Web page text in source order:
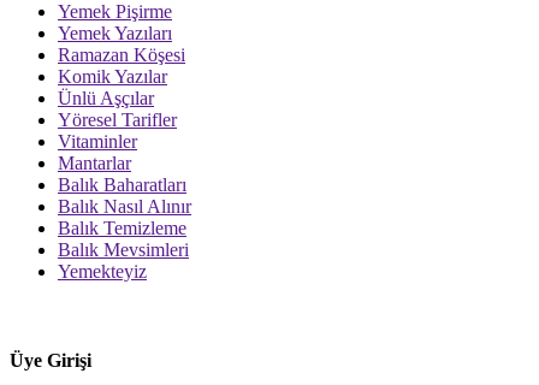
Yemek Pişirme
Yemek Yazıları
Ramazan Köşesi
Komik Yazılar
Ünlü Aşçılar
Yöresel Tarifler
Vitaminler
Mantarlar
Balık Baharatları
Balık Nasıl Alınır
Balık Temizleme
Balık Mevsimleri
Yemekteyiz
Üye Girişi